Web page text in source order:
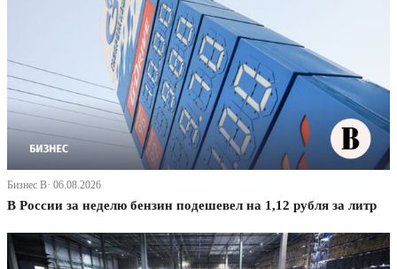
Бизнес В· 06.08.2026
В России за неделю бензин подешевел на 1,12 рубля за литр